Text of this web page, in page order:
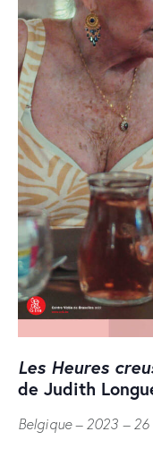
Les Heures
de Judith
Belgique – 2023 –